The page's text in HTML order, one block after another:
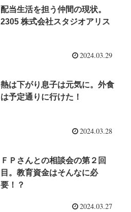
配当生活を担う仲間の現状。
2305 株式会社スタジオアリス
2024.03.29
熱は下がり息子は元気に。外食
は予定通りに行けた！
2024.03.28
ＦＰさんとの相談会の第２回
目。教育資金はそんなに必
要！？
2024.03.27